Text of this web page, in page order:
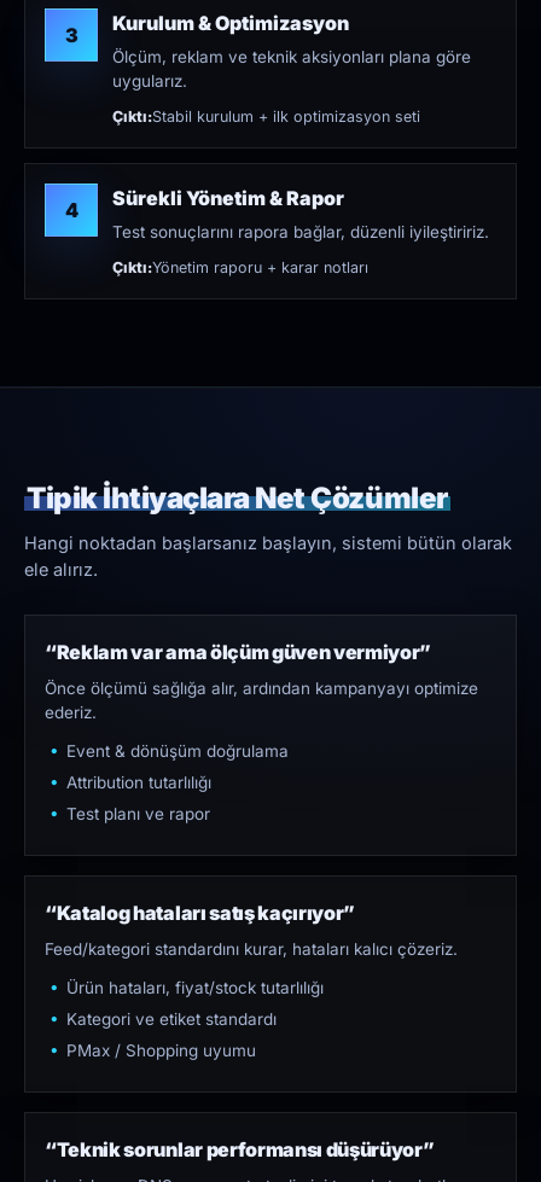
3 Kurulum & Optimizasyon
Ölçüm, reklam ve teknik aksiyonları plana göre
uygularız.
Çıktı:Stabil kurulum + ilk optimizasyon seti
4 Sürekli Yönetim & Rapor
Test sonuçlarını rapora bağlar, düzenli iyileştiririz.
Çıktı:Yönetim raporu + karar notları
Tipik İhtiyaçlara Net Çözümler
Hangi noktadan başlarsanız başlayın, sistemi bütün olarak
ele alırız.
“Reklam var ama ölçüm güven vermiyor”
Önce ölçümü sağlığa alır, ardından kampanyayı optimize
ederiz.
Event & dönüşüm doğrulama
Attribution tutarlılığı
Test planı ve rapor
“Katalog hataları satış kaçırıyor”
Feed/kategori standardını kurar, hataları kalıcı çözeriz.
Ürün hataları, fiyat/stock tutarlılığı
Kategori ve etiket standardı
PMax / Shopping uyumu
“Teknik sorunlar performansı düşürüyor”